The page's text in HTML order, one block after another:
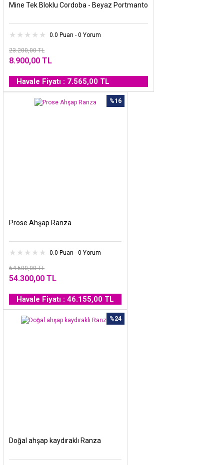
Mine Tek Bloklu Cordoba - Beyaz Portmanto
0.0 Puan - 0 Yorum
23.200,00 TL
8.900,00 TL
Havale Fiyatı : 7.565,00 TL
%16
Prose Ahşap Ranza
0.0 Puan - 0 Yorum
64.600,00 TL
54.300,00 TL
Havale Fiyatı : 46.155,00 TL
%24
Doğal ahşap kaydıraklı Ranza